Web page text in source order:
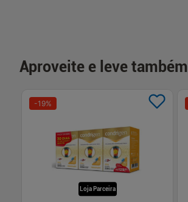
Aproveite e leve também
Loja Parceira
-19%